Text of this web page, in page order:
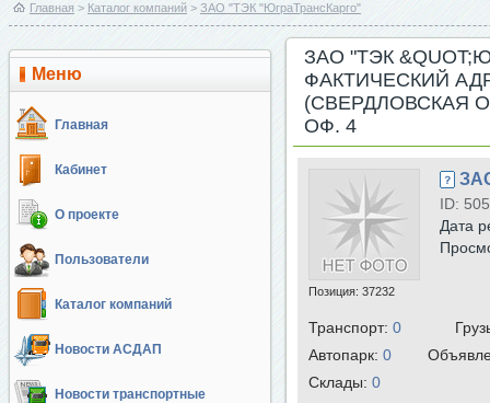
Главная > Каталог компаний > ЗАО "ТЭК "ЮграТрансКарго"
Меню
Главная
Кабинет
О проекте
Пользователи
Каталог компаний
Новости АСДАП
Новости транспортные
ЗАО "ТЭК
ФАКТИЧЕСКИЙ
(СВЕРДЛОВСКАЯ
ОФ. 4
Позиция: 37232
ID: 505
Дата
Транспорт: 0
Автопарк: 0
Cклады: 0